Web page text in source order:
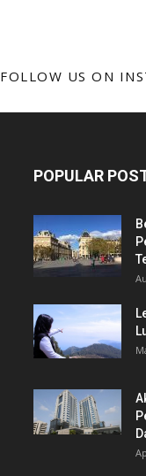
FOLLOW US ON
POPULAR